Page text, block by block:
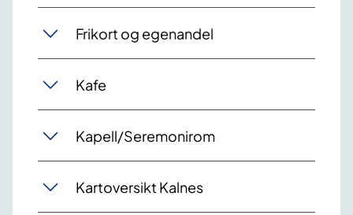
Frikort og egenandel
Kafe
Kapell/Seremonirom
Kartoversikt Kalnes